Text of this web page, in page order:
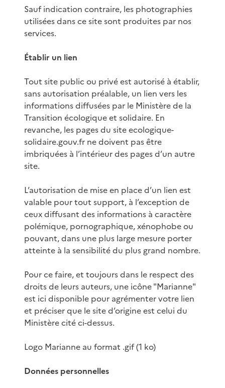
Sauf indication contraire, les photographies
utilisées dans ce site sont produites par nos
services.
Établir un lien
Tout site public ou privé est autorisé à établir,
sans autorisation préalable, un lien vers les
informations diffusées par le Ministère de la
Transition écologique et solidaire. En
revanche, les pages du site ecologique-
solidaire.gouv.fr ne doivent pas être
imbriquées à l’intérieur des pages d’un autre
site.
L’autorisation de mise en place d’un lien est
valable pour tout support, à l’exception de
ceux diffusant des informations à caractère
polémique, pornographique, xénophobe ou
pouvant, dans une plus large mesure porter
atteinte à la sensibilité du plus grand nombre.
Pour ce faire, et toujours dans le respect des
droits de leurs auteurs, une icône "Marianne"
est ici disponible pour agrémenter votre lien
et préciser que le site d’origine est celui du
Ministère cité ci-dessus.
Logo Marianne au format .gif (1 ko)
Données personnelles